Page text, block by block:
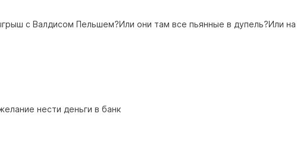
с Валдисом Пельшем?Или они там все пьянные в дупель?Или
нести деньги в банк